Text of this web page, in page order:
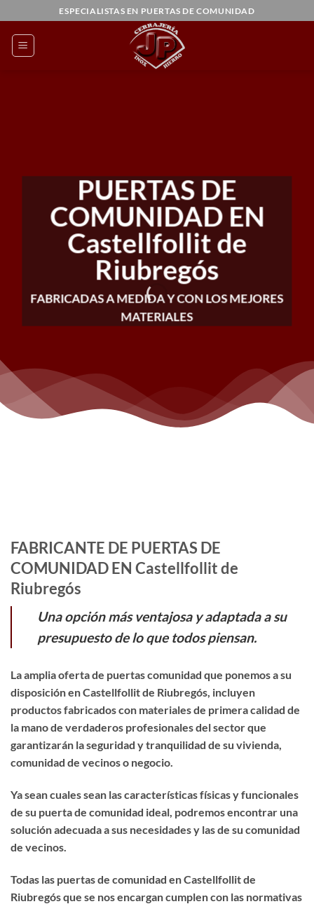
al
contenido
ESPECIALISTAS EN PUERTAS DE COMUNIDAD
PUERTAS DE
COMUNIDAD EN
Castellfollit de
Riubregós
FABRICADAS A MEDIDA Y CON LOS MEJORES
MATERIALES
FABRICANTE DE PUERTAS DE
COMUNIDAD EN Castellfollit de
Riubregós
Una opción más ventajosa y adaptada a su
presupuesto de lo que todos piensan.
La amplia oferta de puertas comunidad que ponemos a su
disposición en Castellfollit de Riubregós, incluyen
productos fabricados con materiales de primera calidad de
la mano de verdaderos profesionales del sector que
garantizarán la seguridad y tranquilidad de su vivienda,
comunidad de vecinos o negocio.
Ya sean cuales sean las características físicas y funcionales
de su puerta de comunidad ideal, podremos encontrar una
solución adecuada a sus necesidades y las de su comunidad
de vecinos.
Todas las puertas de comunidad en Castellfollit de
Riubregós que se nos encargan cumplen con las normativas